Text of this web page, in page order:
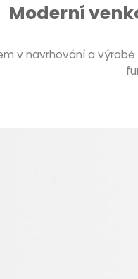
Moderní
v navrhování a